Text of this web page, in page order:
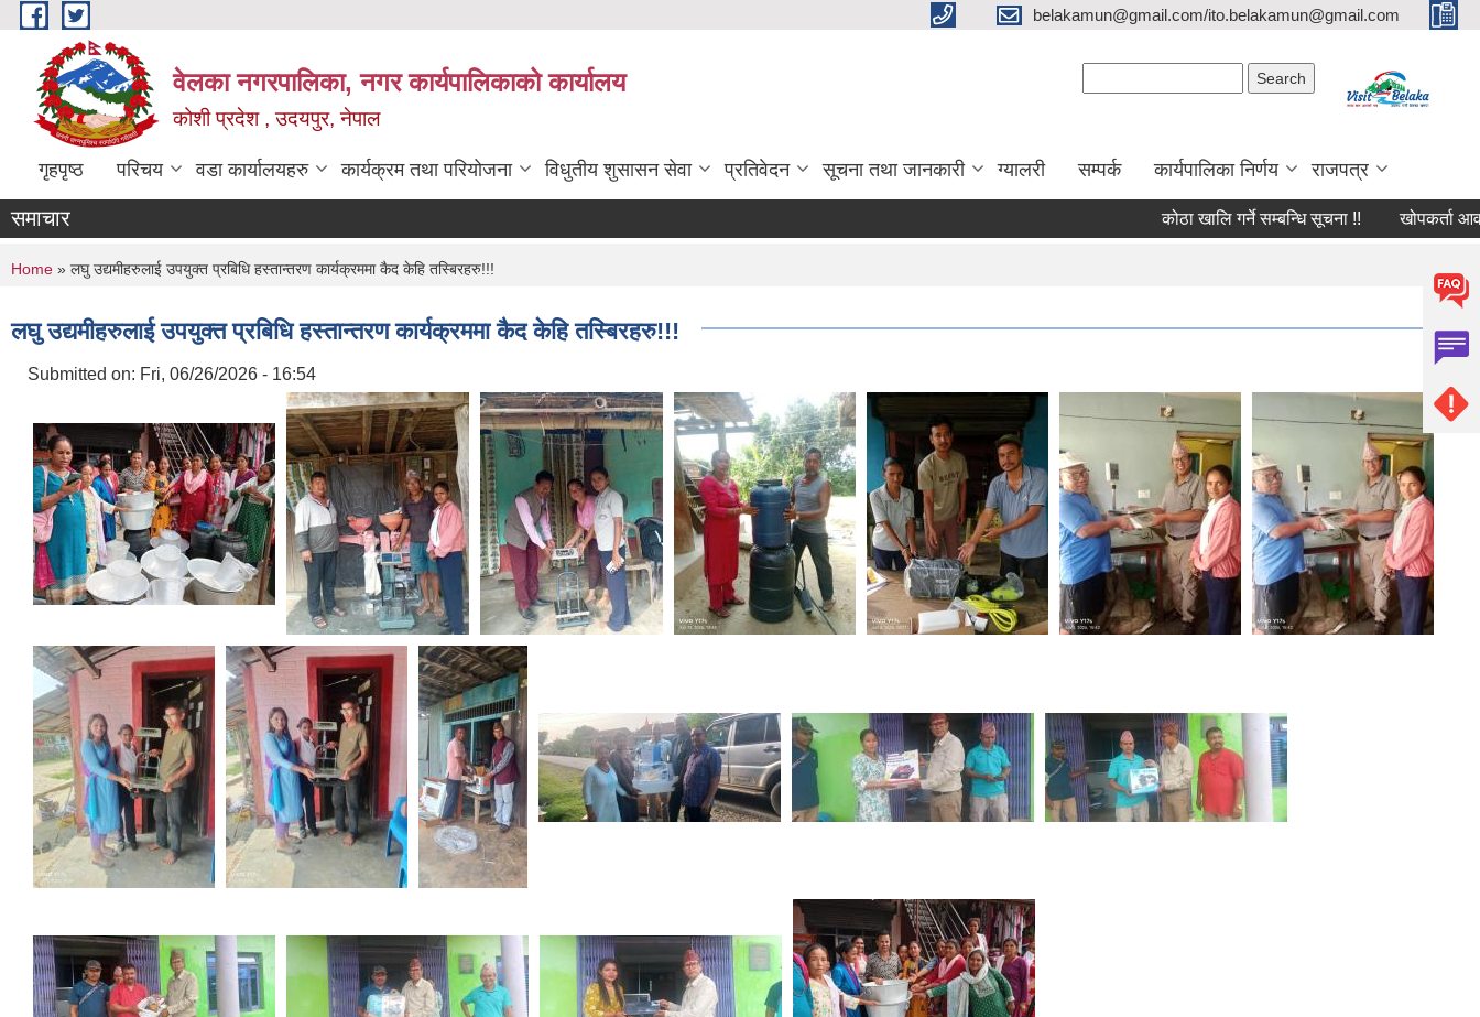
Skip to main content belakamun@gmail.com/ito.belakamun@gmail.com
वेलका नगरपालिका, नगर कार्यपालिकाको कार्यालय
कोशी प्रदेश , उदयपुर, नेपाल
गृहपृष्ठ परिचय वडा कार्यालयहरु कार्यक्रम तथा परियोजना विधुतीय शुसासन सेवा प्रतिवेदन सूचना तथा जानकारी ग्यालरी सम्पर्क कार्यपालिका निर्णय राजपत्र
समाचार कोठा खालि गर्ने सम्बन्धि सूचना !! खोपकर्ता आवश्यक्ता
You are here
Home » लघु उद्यमीहरुलाई उपयुक्त प्रबिधि हस्तान्तरण कार्यक्रममा कैद केहि तस्बिरहरु!!!
लघु उद्यमीहरुलाई उपयुक्त प्रबिधि हस्तान्तरण कार्यक्रममा कैद केहि तस्बिरहरु!!!
Submitted on: Fri, 06/26/2026 - 16:54